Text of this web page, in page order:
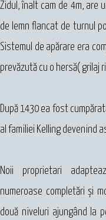
Zidul, înalt cam de 4m, are
de lemn flancat de turnul
Sistemul de apărare era
prevăzută cu o hersă( grilaj
După 1430 ea fost
al familiei Kelling devenind
Noii proprietari
numeroase completări şi
două niveluri ajungând la